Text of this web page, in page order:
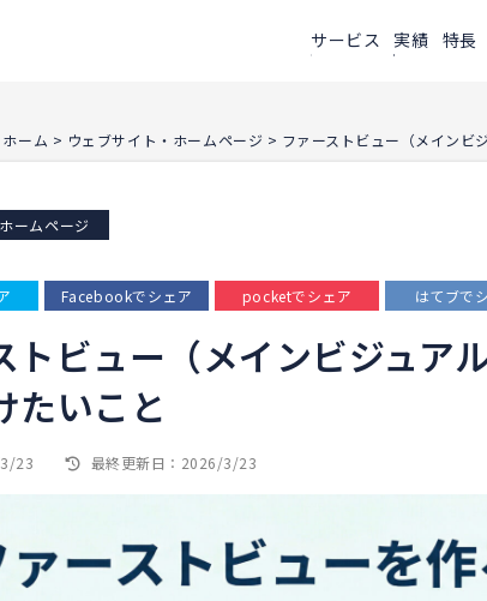
サービス 実績 特長
ホーム > ウェブサイト・ホームページ > ファーストビュー（メインビ
ームページ
Facebookでシェア pocketでシェア はてブで
トビュー（メインビジュア
たいこと
23 最終更新日：2026/3/23